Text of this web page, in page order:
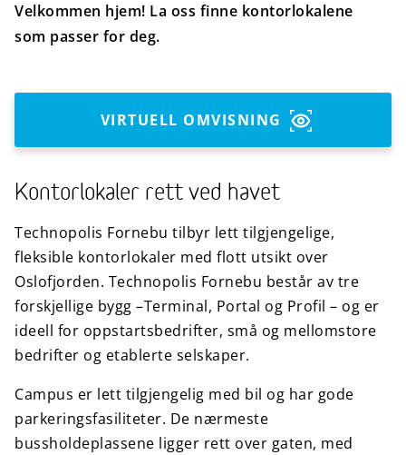
Velkommen hjem! La oss finne kontorlokalene
som passer for deg.
VIRTUELL OMVISNING
Kontorlokaler rett ved havet
Technopolis Fornebu tilbyr lett tilgjengelige,
fleksible kontorlokaler med flott utsikt over
Oslofjorden. Technopolis Fornebu består av tre
forskjellige bygg –Terminal, Portal og Profil – og er
ideell for oppstartsbedrifter, små og mellomstore
bedrifter og etablerte selskaper.
Campus er lett tilgjengelig med bil og har gode
parkeringsfasiliteter. De nærmeste
bussholdeplassene ligger rett over gaten, med